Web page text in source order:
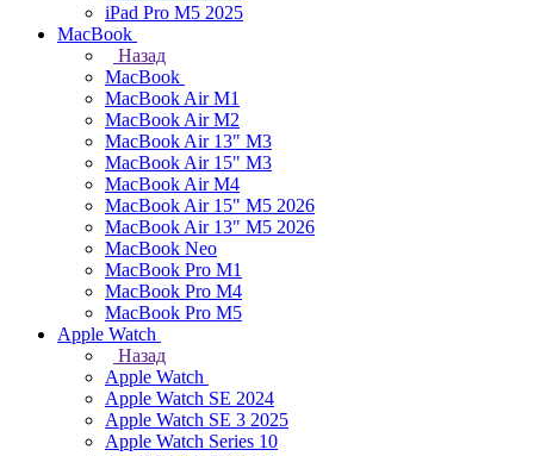
iPad Pro M5 2025
MacBook
Назад
MacBook
MacBook Air M1
MacBook Air M2
MacBook Air 13" M3
MacBook Air 15" M3
MacBook Air M4
MacBook Air 15" М5 2026
MacBook Air 13" М5 2026
MacBook Neo
MacBook Pro M1
MacBook Pro M4
MacBook Pro M5
Apple Watch
Назад
Apple Watch
Apple Watch SE 2024
Apple Watch SE 3 2025
Apple Watch Series 10